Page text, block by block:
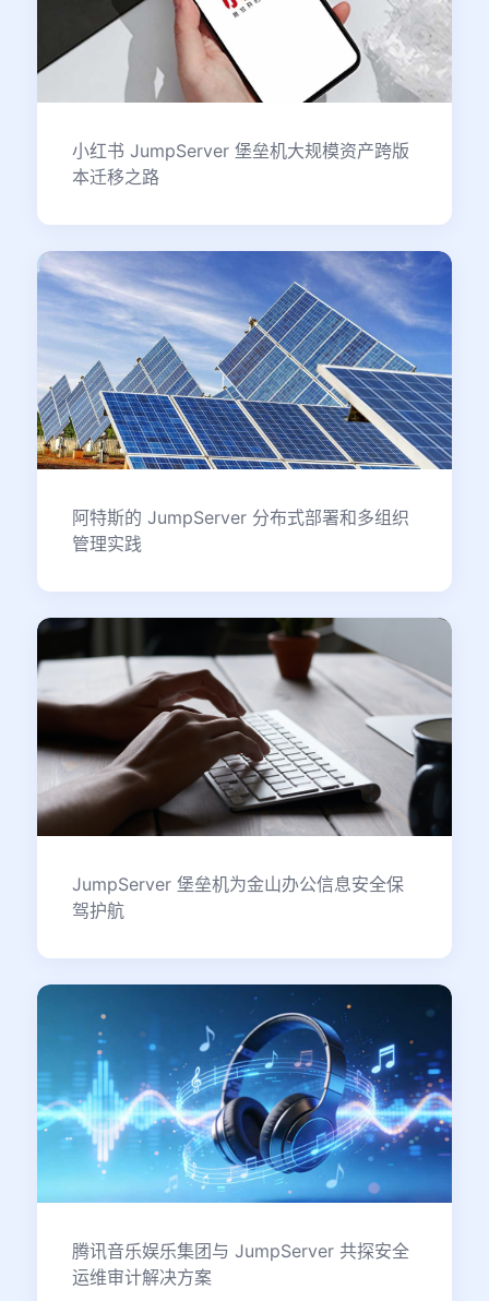
小红书 JumpServer 堡垒机大规模资产跨版
本迁移之路
阿特斯的 JumpServer 分布式部署和多组织
管理实践
JumpServer 堡垒机为金山办公信息安全保
驾护航
腾讯音乐娱乐集团与 JumpServer 共探安全
运维审计解决方案